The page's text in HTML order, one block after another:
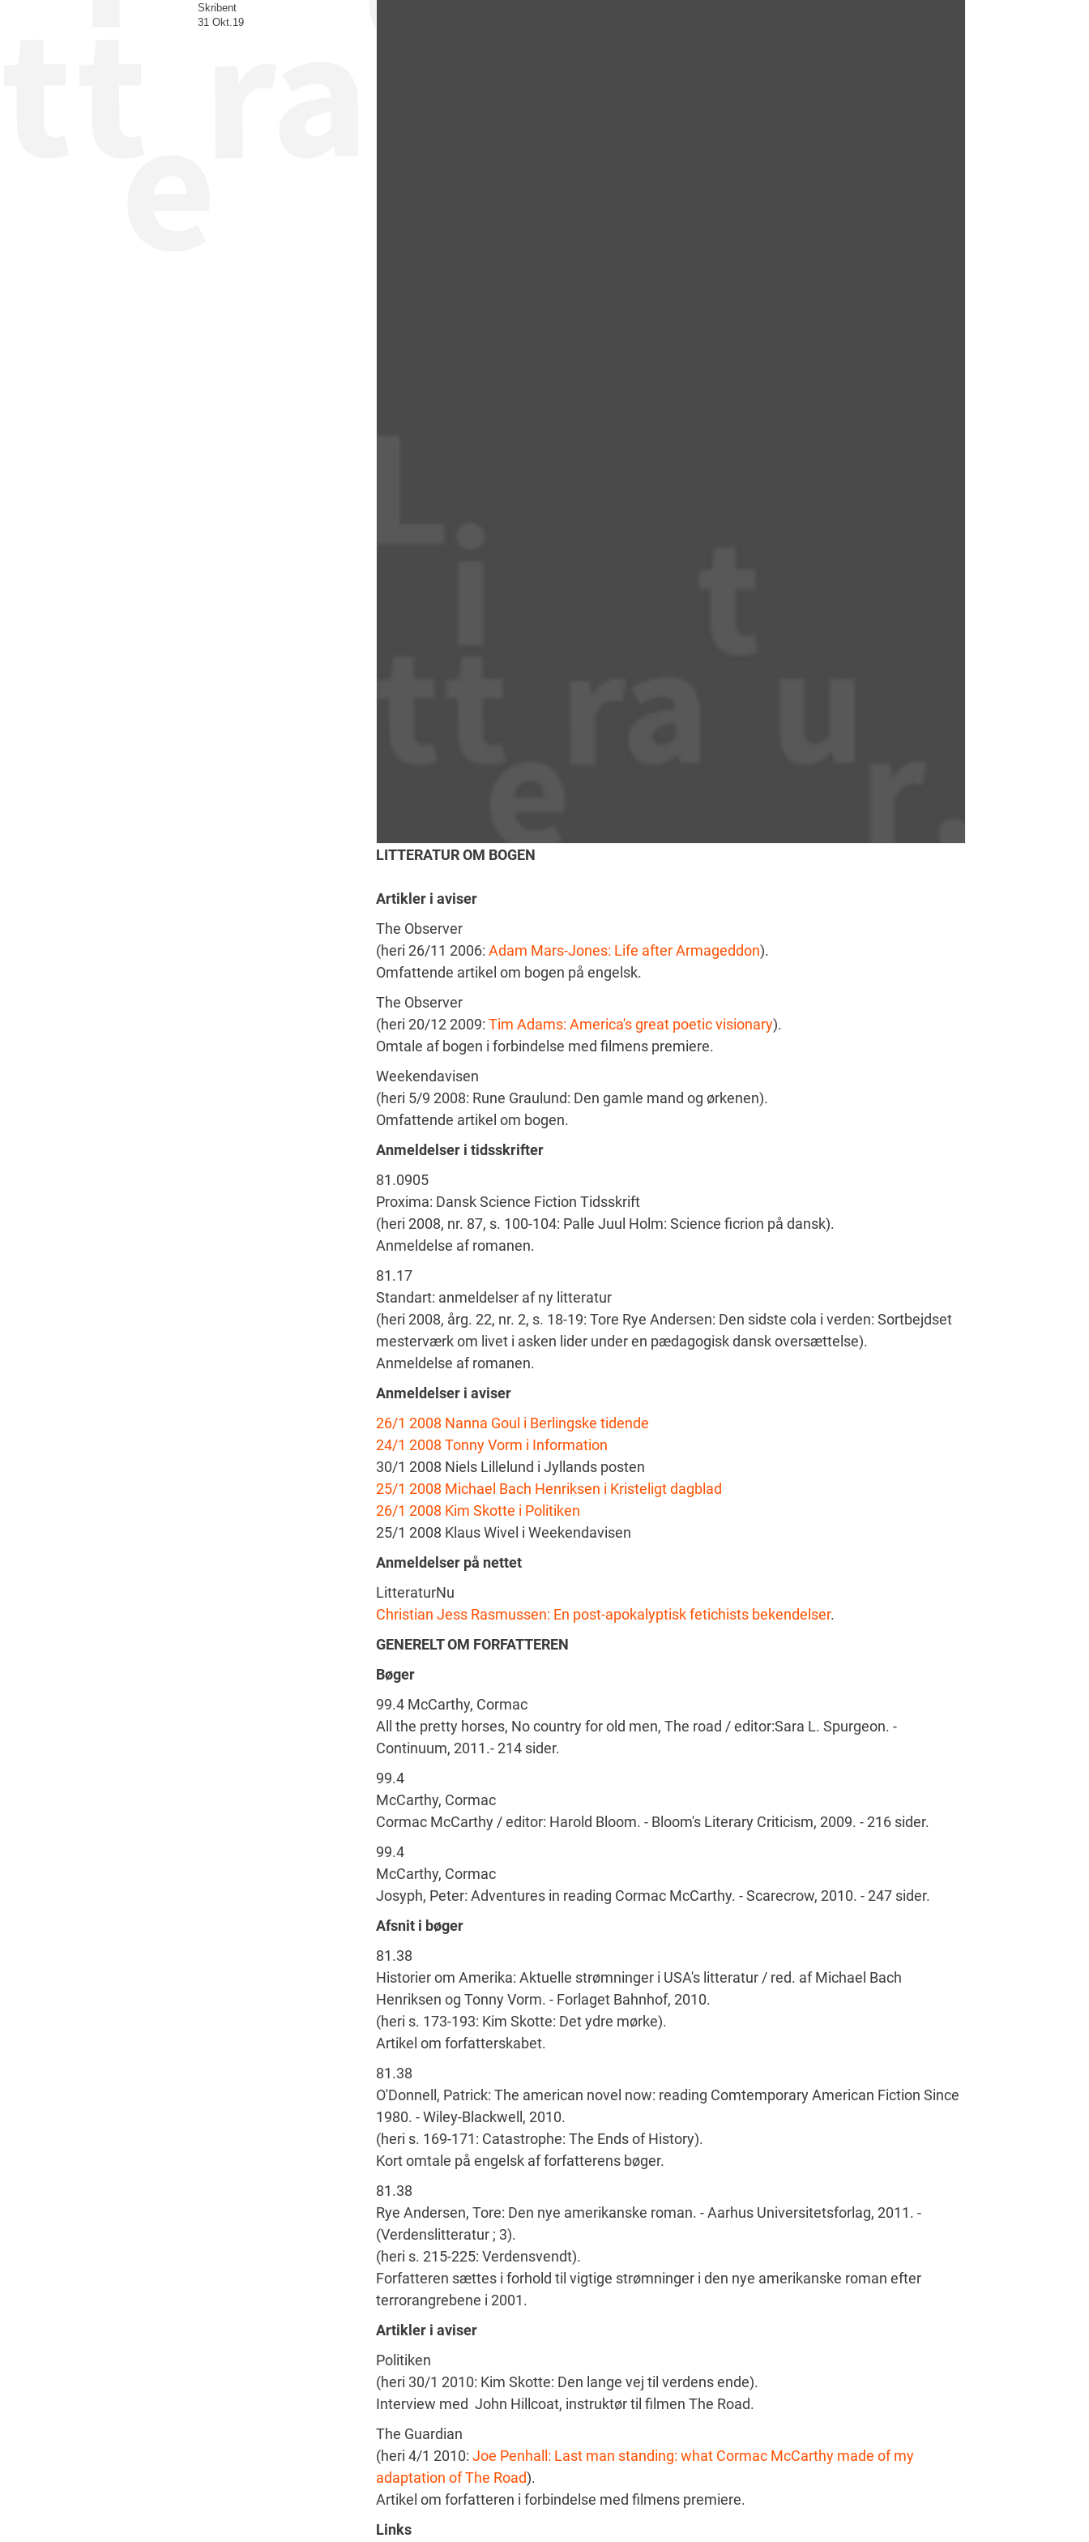
Skribent
31 Okt.19
LITTERATUR OM BOGEN
Artikler i aviser
The Observer
(heri 26/11 2006: Adam Mars-Jones: Life after Armageddon).
Omfattende artikel om bogen på engelsk.
The Observer
(heri 20/12 2009: Tim Adams: America's great poetic visionary).
Omtale af bogen i forbindelse med filmens premiere.
Weekendavisen
(heri 5/9 2008: Rune Graulund: Den gamle mand og ørkenen).
Omfattende artikel om bogen.
Anmeldelser i tidsskrifter
81.0905
Proxima: Dansk Science Fiction Tidsskrift
(heri 2008, nr. 87, s. 100-104: Palle Juul Holm: Science ficrion på dansk).
Anmeldelse af romanen.
81.17
Standart: anmeldelser af ny litteratur
(heri 2008, årg. 22, nr. 2, s. 18-19: Tore Rye Andersen: Den sidste cola i verden: Sortbejdset
mesterværk om livet i asken lider under en pædagogisk dansk oversættelse).
Anmeldelse af romanen.
Anmeldelser i aviser
26/1 2008 Nanna Goul i Berlingske tidende
24/1 2008 Tonny Vorm i Information
30/1 2008 Niels Lillelund i Jyllands posten
25/1 2008 Michael Bach Henriksen i Kristeligt dagblad
26/1 2008 Kim Skotte i Politiken
25/1 2008 Klaus Wivel i Weekendavisen
Anmeldelser på nettet
LitteraturNu
Christian Jess Rasmussen: En post-apokalyptisk fetichists bekendelser.
GENERELT OM FORFATTEREN
Bøger
99.4 McCarthy, Cormac
All the pretty horses, No country for old men, The road / editor:Sara L. Spurgeon. -
Continuum, 2011.- 214 sider.
99.4
McCarthy, Cormac
Cormac McCarthy / editor: Harold Bloom. - Bloom's Literary Criticism, 2009. - 216 sider.
99.4
McCarthy, Cormac
Josyph, Peter: Adventures in reading Cormac McCarthy. - Scarecrow, 2010. - 247 sider.
Afsnit i bøger
81.38
Historier om Amerika: Aktuelle strømninger i USA's litteratur / red. af Michael Bach
Henriksen og Tonny Vorm. - Forlaget Bahnhof, 2010.
(heri s. 173-193: Kim Skotte: Det ydre mørke).
Artikel om forfatterskabet.
81.38
O'Donnell, Patrick: The american novel now: reading Comtemporary American Fiction Since
1980. - Wiley-Blackwell, 2010.
(heri s. 169-171: Catastrophe: The Ends of History).
Kort omtale på engelsk af forfatterens bøger.
81.38
Rye Andersen, Tore: Den nye amerikanske roman. - Aarhus Universitetsforlag, 2011. -
(Verdenslitteratur ; 3).
(heri s. 215-225: Verdensvendt).
Forfatteren sættes i forhold til vigtige strømninger i den nye amerikanske roman efter
terrorangrebene i 2001.
Artikler i aviser
Politiken
(heri 30/1 2010: Kim Skotte: Den lange vej til verdens ende).
Interview med John Hillcoat, instruktør til filmen The Road.
The Guardian
(heri 4/1 2010: Joe Penhall: Last man standing: what Cormac McCarthy made of my
adaptation of The Road).
Artikel om forfatteren i forbindelse med filmens premiere.
Links